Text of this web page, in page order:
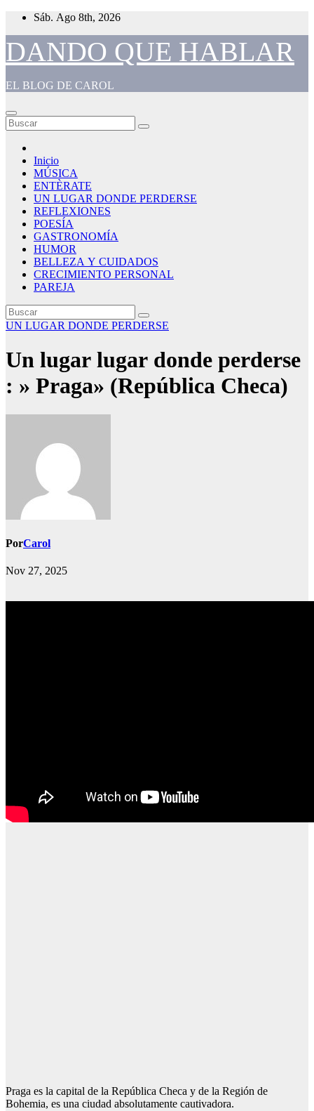
Saltar
contenido
Sáb. Ago 8th, 2026
DANDO QUE HABLAR
EL BLOG DE CAROL
Inicio
MÚSICA
ENTÈRATE
UN LUGAR DONDE PERDERSE
REFLEXIONES
POESÍA
GASTRONOMÍA
HUMOR
BELLEZA Y CUIDADOS
CRECIMIENTO PERSONAL
PAREJA
UN LUGAR DONDE PERDERSE
Un lugar lugar donde perderse
: » Praga» (República Checa)
PorCarol
Nov 27, 2025
Praga es la capital de la República Checa y de la Región de
Bohemia, es una ciudad absolutamente cautivadora.